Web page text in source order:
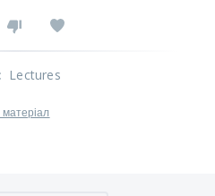
: Lectures